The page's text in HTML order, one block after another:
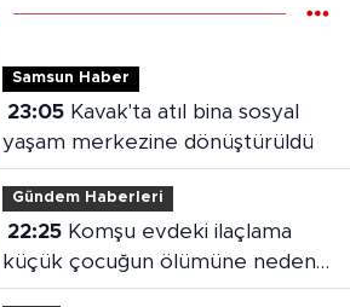
Samsun Haber
23:05Kavak'ta atıl bina sosyal
yaşam merkezine dönüştürüldü
Gündem Haberleri
22:25Komşu evdeki ilaçlama
küçük çocuğun ölümüne neden
oldu